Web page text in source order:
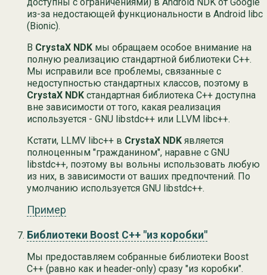
доступны с ограничениями) в Android NDK от Google
из-за недостающей функциональности в Android libc
(Bionic).
В CrystaX NDK мы обращаем особое внимание на
полную реализацию стандартной библиотеки C++.
Мы исправили все проблемы, связанные с
недоступностью стандартных классов, поэтому в
CrystaX NDK стандартная библиотека C++ доступна
вне зависимости от того, какая реализация
используется - GNU libstdc++ или LLVM libc++.
Кстати, LLMV libc++ в CrystaX NDK является
полноценным "гражданином", наравне с GNU
libstdc++, поэтому вы вольны использовать любую
из них, в зависимости от ваших предпочтений. По
умолчанию используется GNU libstdc++.
Пример
Библиотеки Boost C++ "из коробки"
Мы предоставляем собранные библиотеки Boost
C++ (равно как и header-only) сразу "из коробки".